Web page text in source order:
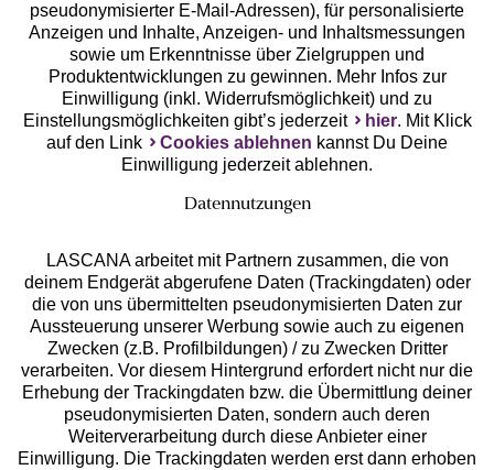
Unsere Apps
Services
Beratung
Über uns
pseudonymisierter E-Mail-Adressen), für personalisierte
Anzeigen und Inhalte, Anzeigen- und Inhaltsmessungen
sowie um Erkenntnisse über Zielgruppen und
Produktentwicklungen zu gewinnen. Mehr Infos zur
Einwilligung (inkl. Widerrufsmöglichkeit) und zu
Einstellungsmöglichkeiten gibt’s jederzeit
hier. Mit Klick
auf den Link
Cookies ablehnen kannst Du Deine
Einwilligung jederzeit ablehnen.
Datennutzungen
LASCANA arbeitet mit Partnern zusammen, die von
deinem Endgerät abgerufene Daten (Trackingdaten) oder
die von uns übermittelten pseudonymisierten Daten zur
Aussteuerung unserer Werbung sowie auch zu eigenen
Zwecken (z.B. Profilbildungen) / zu Zwecken Dritter
verarbeiten. Vor diesem Hintergrund erfordert nicht nur die
Erhebung der Trackingdaten bzw. die Übermittlung deiner
pseudonymisierten Daten, sondern auch deren
Weiterverarbeitung durch diese Anbieter einer
Einwilligung. Die Trackingdaten werden erst dann erhoben